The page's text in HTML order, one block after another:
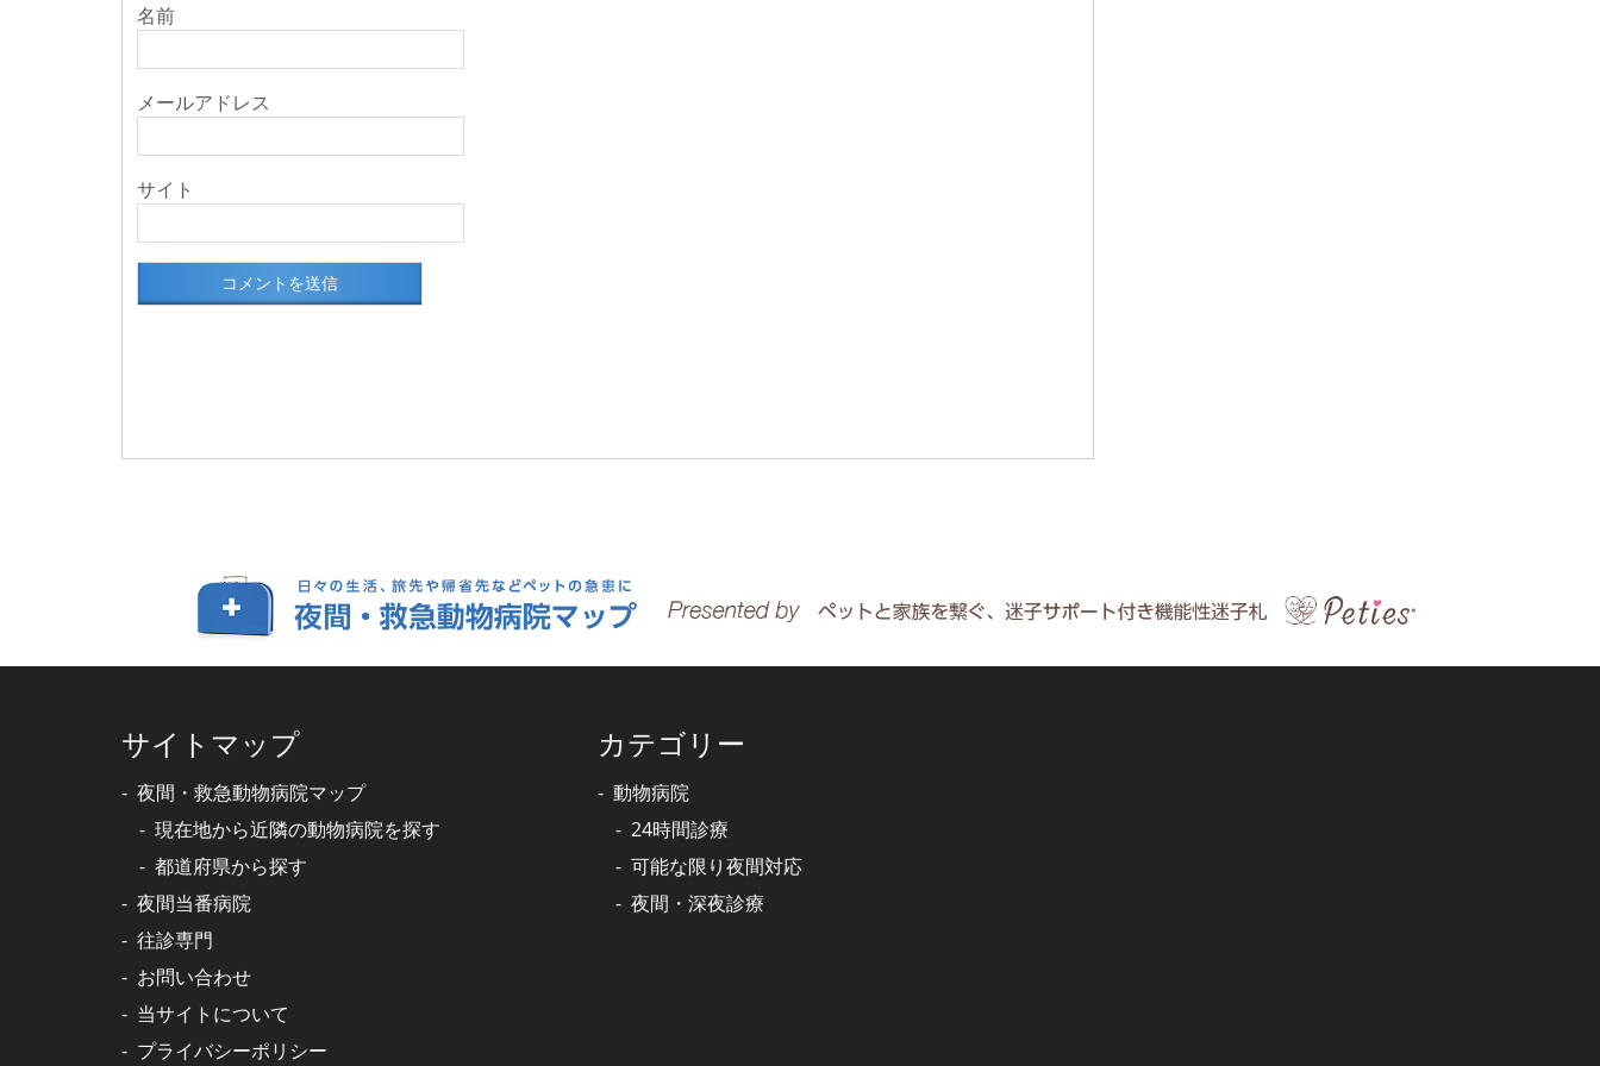
名前
メールアドレス
サイト
サイトマップ
夜間・救急動物病院マップ
現在地から近隣の動物病院を探す
都道府県から探す
夜間当番病院
往診専門
お問い合わせ
当サイトについて
プライバシーポリシー
カテゴリー
動物病院
24時間診療
可能な限り夜間対応
夜間・深夜診療